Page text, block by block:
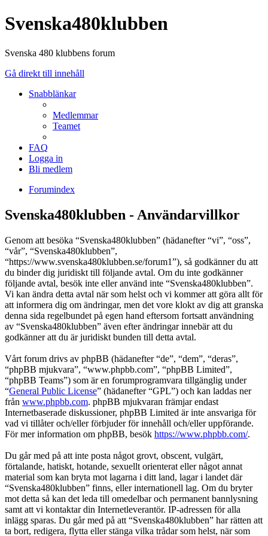
Svenska480klubben
Svenska 480 klubbens forum
Gå direkt till innehåll
Snabblänkar
Medlemmar
Teamet
FAQ
Logga in
Bli medlem
Forumindex
Svenska480klubben - Användarvillkor
Genom att besöka “Svenska480klubben” (hädanefter “vi”, “oss”,
“vår”, “Svenska480klubben”,
“https://www.svenska480klubben.se/forum1”), så godkänner du att
du binder dig juridiskt till följande avtal. Om du inte godkänner
följande avtal, besök inte eller använd inte “Svenska480klubben”.
Vi kan ändra detta avtal när som helst och vi kommer att göra allt för
att informera dig om ändringar, men det vore klokt av dig att granska
denna sida regelbundet på egen hand eftersom fortsatt användning
av “Svenska480klubben” även efter ändringar innebär att du
godkänner att du är juridiskt bunden till detta avtal.
Vårt forum drivs av phpBB (hädanefter “de”, “dem”, “deras”,
“phpBB mjukvara”, “www.phpbb.com”, “phpBB Limited”,
“phpBB Teams”) som är en forumprogramvara tillgänglig under
“General Public License” (hädanefter “GPL”) och kan laddas ner
från www.phpbb.com. phpBB mjukvaran främjar endast
Internetbaserade diskussioner, phpBB Limited är inte ansvariga för
vad vi tillåter och/eller förbjuder för innehåll och/eller uppförande.
För mer information om phpBB, besök https://www.phpbb.com/.
Du går med på att inte posta något grovt, obscent, vulgärt,
förtalande, hatiskt, hotande, sexuellt orienterat eller något annat
material som kan bryta mot lagarna i ditt land, lagar i landet där
“Svenska480klubben” finns, eller internationell lag. Om du bryter
mot detta så kan det leda till omedelbar och permanent bannlysning
samt att vi kontaktar din Internetleverantör. IP-adressen för alla
inlägg sparas. Du går med på att “Svenska480klubben” har rätten att
ta bort, redigera, flytta eller stänga vilka trådar som helst, när som